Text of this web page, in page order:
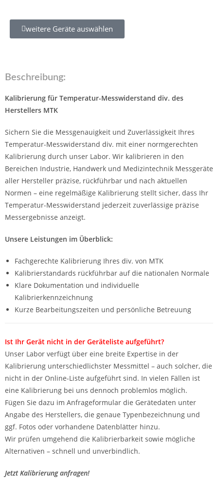
weitere Geräte auswählen
Beschreibung:
Kalibrierung für Temperatur-Messwiderstand div. des
Herstellers MTK
Sichern Sie die Messgenauigkeit und Zuverlässigkeit Ihres
Temperatur-Messwiderstand div. mit einer normgerechten
Kalibrierung durch unser Labor. Wir kalibrieren in den
Bereichen Industrie, Handwerk und Medizintechnik Messgeräte
aller Hersteller präzise, rückführbar und nach aktuellen
Normen – eine regelmäßige Kalibrierung stellt sicher, dass Ihr
Temperatur-Messwiderstand jederzeit zuverlässige präzise
Messergebnisse anzeigt.
Unsere Leistungen im Überblick:
Fachgerechte Kalibrierung Ihres div. von MTK
Kalibrierstandards rückführbar auf die nationalen Normale
Klare Dokumentation und individuelle
Kalibrierkennzeichnung
Kurze Bearbeitungszeiten und persönliche Betreuung
Ist Ihr Gerät nicht in der Geräteliste aufgeführt?
Unser Labor verfügt über eine breite Expertise in der
Kalibrierung unterschiedlichster Messmittel – auch solcher, die
nicht in der Online-Liste aufgeführt sind. In vielen Fällen ist
eine Kalibrierung bei uns dennoch problemlos möglich.
Fügen Sie dazu im Anfrageformular die Gerätedaten unter
Angabe des Herstellers, die genaue Typenbezeichnung und
ggf. Fotos oder vorhandene Datenblätter hinzu.
Wir prüfen umgehend die Kalibrierbarkeit sowie mögliche
Alternativen – schnell und unverbindlich.
Jetzt Kalibrierung anfragen!